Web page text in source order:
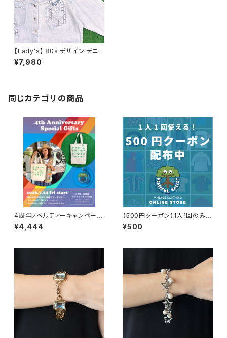
【Lady's】 80s デザイン デニム
シャツ / 80年代 古着 デニムシ
ャツ レディース 1681
¥7,980
同じカテゴリの商品
4周年ノベルティーキャンペーン
開催中！
¥4,444
【500円クーポン】1人1回のみご
利用可能！
¥500